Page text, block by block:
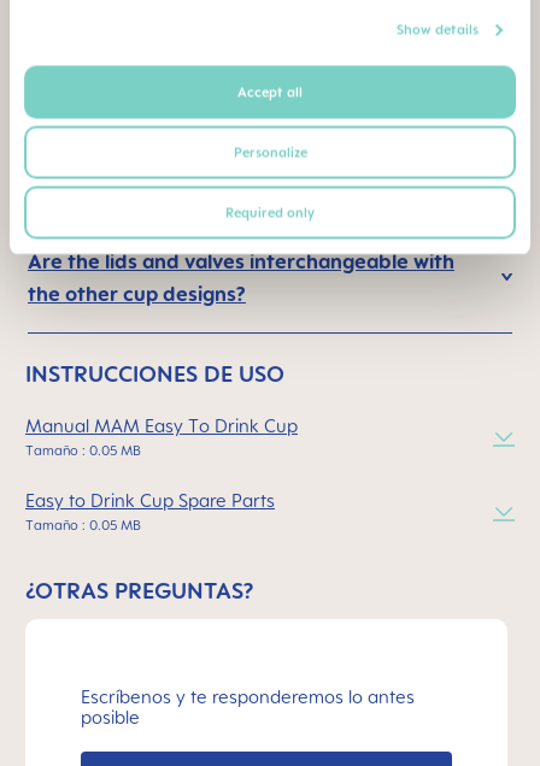
Show details
Accept all
Personalize
Required only
How long does the silicone valve last? When
should I replace the silicone valve?
What if my child chews on the silicone valve?
Are the lids and valves interchangeable with
the other cup designs?
INSTRUCCIONES DE USO
Manual MAM Easy To Drink Cup
Tamaño : 0.05 MB
Easy to Drink Cup Spare Parts
Tamaño : 0.05 MB
¿OTRAS PREGUNTAS?
Escríbenos y te responderemos lo antes
posible